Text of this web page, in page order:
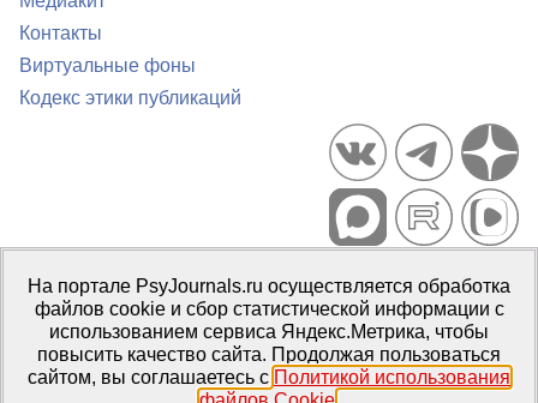
Контакты
Виртуальные фоны
Кодекс этики публикаций
Портал психологических изданий PsyJournals.ru, 2007–2026
Правила использования материалов
Свидетельство регистрации СМИЭл № ФС77-66447 от 14 июля
2016 г.
Издатель: ФГБОУ ВО МГППУ
На портале PsyJournals.ru осуществляется обработка
файлов cookie и сбор статистической информации с
использованием сервиса Яндекс.Метрика, чтобы
повысить качество сайта. Продолжая пользоваться
сайтом, вы соглашаетесь с Политикой использования